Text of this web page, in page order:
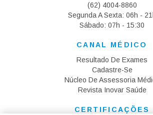
(62) 4004-8860
Segunda A Sexta: 06h -
Sábado: 07h - 15:30
CANAL MÉDICO
Resultado De Exames
Cadastre-Se
Núcleo De Assessoria
Revista Inovar Saúde
CERTIFICAÇÕES